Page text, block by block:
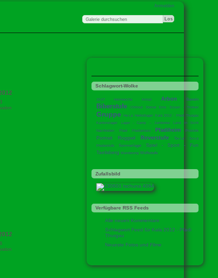
Anmelden
Schlagwort-Wolke
10-07 Heimwoche Anispi Arbon Basteln
Biberstufe Chillout Domat Ems Essen - Trinken
Gruppe He-La Herbstlager Kala 2012 - Pfadi Thurgau
Kantonslager Lager - Camp – Jamboree Land in Sicht
Nachtleben Pfadi Pfadianlass Pfadiheim Piostufe
Portrait Roggwil Roverstufe So-La So-La
Pfaderstufe Sommerlager
Spiel - Sport - Fun
Taelisberg
Wanderung Wolfsstufe
Zufallsbild
Verfügbare RSS Feeds
Alle neuen Kommentare
Schlagwort Feed für Kala 2012 - Pfadi
Thurgau
Neueste Fotos und Filme